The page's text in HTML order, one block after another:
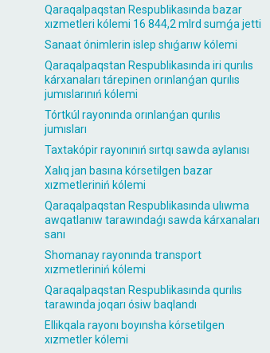
Qaraqalpaqstan Respublikasında bazar
xızmetleri kólemi 16 844,2 mlrd sumǵa jetti
Sanaat ónimlerin islep shıǵarıw kólemi
Qaraqalpaqstan Respublikasında iri qurılıs
kárxanaları tárepinen orınlanǵan qurılıs
jumıslarınıń kólemi
Tórtkúl rayonında orınlanǵan qurılıs
jumısları
Taxtakópir rayonınıń sırtqı sawda aylanısı
Xalıq jan basına kórsetilgen bazar
xızmetleriniń kólemi
Qaraqalpaqstan Respublikasında ulıwma
awqatlanıw tarawındaǵı sawda kárxanaları
sanı
Shomanay rayonında transport
xızmetleriniń kólemi
Qaraqalpaqstan Respublikasında qurılıs
tarawında joqarı ósiw baqlandı
Ellikqala rayonı boyınsha kórsetilgen
xızmetler kólemi